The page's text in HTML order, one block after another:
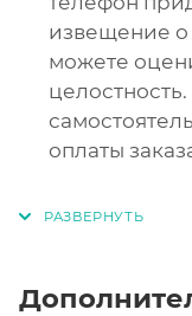
извещение о
можете
оплаты